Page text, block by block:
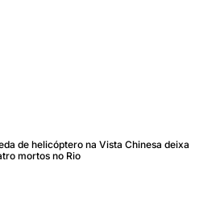
de helicóptero na Vista Chinesa deixa
mortos no Rio